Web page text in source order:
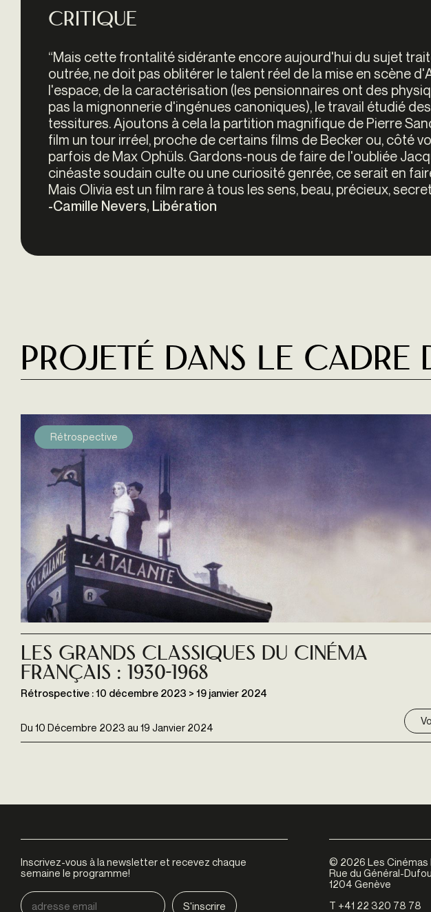
Critique
“Mais cette frontalité sidérante encore aujourd'hui du sujet
outrée, ne doit pas oblitérer le talent réel de la mise en scène
l'espace, de la caractérisation (les pensionnaires ont des
pas la mignonnerie d'ingénues canoniques), le travail étudié
tessitures. Ajoutons à cela la partition magnifique de Pierre
film un tour irréel, proche de certains films de Becker ou, côté
parfois de Max Ophüls. Gardons-nous de faire de l'oubliée
cinéaste soudain culte ou une curiosité genrée, ce serait en
Mais Olivia est un film rare à tous les sens, beau, précieux,
-Camille Nevers, Libération
Projeté dans le cadre
Rétrospective
Du 10 Décembre 2023 au 19 Janvier 2024
Les Grands Classiques du cinéma
français : 1930-1968
Rétrospective : 10 décembre 2023 > 19 janvier 2024
Inscrivez-vous à la newsletter et recevez chaque
semaine le programme!
© 2026 Les Cinémas
Rue du Général-
1204 Genève
T +41 22 320 78 78